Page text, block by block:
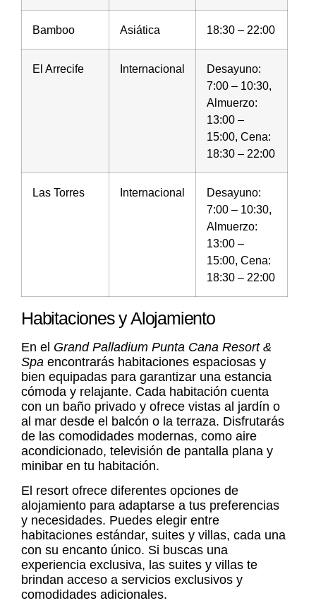
Bamboo Asiática 18:30 – 22:00
El Arrecife Internacional
Desayuno:
7:00 – 10:30,
Almuerzo:
13:00 –
15:00, Cena:
18:30 – 22:00
Las Torres Internacional
Desayuno:
7:00 – 10:30,
Almuerzo:
13:00 –
15:00, Cena:
18:30 – 22:00
Habitaciones y Alojamiento
En el Grand Palladium Punta Cana Resort &
Spa encontrarás habitaciones espaciosas y
bien equipadas para garantizar una estancia
cómoda y relajante. Cada habitación cuenta
con un baño privado y ofrece vistas al jardín o
al mar desde el balcón o la terraza. Disfrutarás
de las comodidades modernas, como aire
acondicionado, televisión de pantalla plana y
minibar en tu habitación.
El resort ofrece diferentes opciones de
alojamiento para adaptarse a tus preferencias
y necesidades. Puedes elegir entre
habitaciones estándar, suites y villas, cada una
con su encanto único. Si buscas una
experiencia exclusiva, las suites y villas te
brindan acceso a servicios exclusivos y
comodidades adicionales.